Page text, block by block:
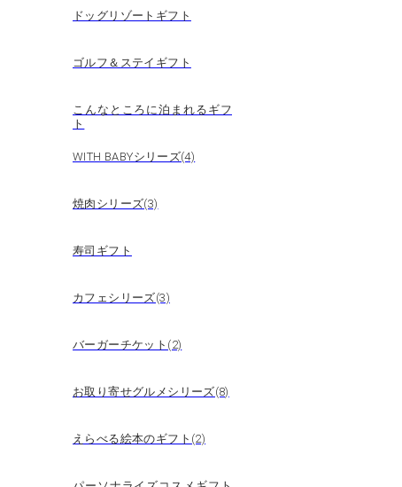
ドッグリゾートギフト
ゴルフ＆ステイギフト
こんなところに泊まれるギフ
ト
WITH BABYシリーズ(4)
焼肉シリーズ(3)
寿司ギフト
カフェシリーズ(3)
バーガーチケット(2)
お取り寄せグルメシリーズ(8)
えらべる絵本のギフト(2)